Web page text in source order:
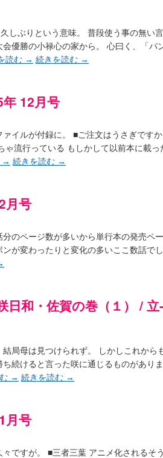
しぶりという意味。 普段使う事の無い
優勝の小禄心の家から。 心曰く、「パ
読む → 続きを読む →
12月号
イルが付録に。 ■ご注文はうさぎです
流行っている もしかして以前本に載っ
→ 続きを読む →
月号
のページ数が多いから単行本の発売ペー
が変わったりと変化の多いここ数話で
日和・佐賀の巻（１） /
局母は見つけられず。 しかしこれから
続けると言った咲に通じるものがあり
→ 続きを読む →
月号
ですが。 ■三者三葉 アニメ化されるそ